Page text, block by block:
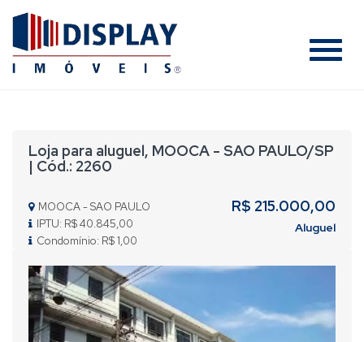
#
Loja para aluguel, MOOCA - SAO PAULO/SP
| Cód.: 2260
MOOCA - SAO PAULO
IPTU: R$ 40.845,00
Condomínio: R$ 1,00
R$ 215.000,00
Aluguel
Previous